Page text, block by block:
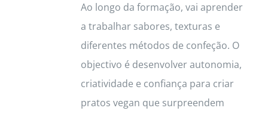
Ao longo da formação, vai aprender
a trabalhar sabores, texturas e
diferentes métodos de confeção. O
objectivo é desenvolver autonomia,
criatividade e confiança para criar
pratos vegan que surpreendem